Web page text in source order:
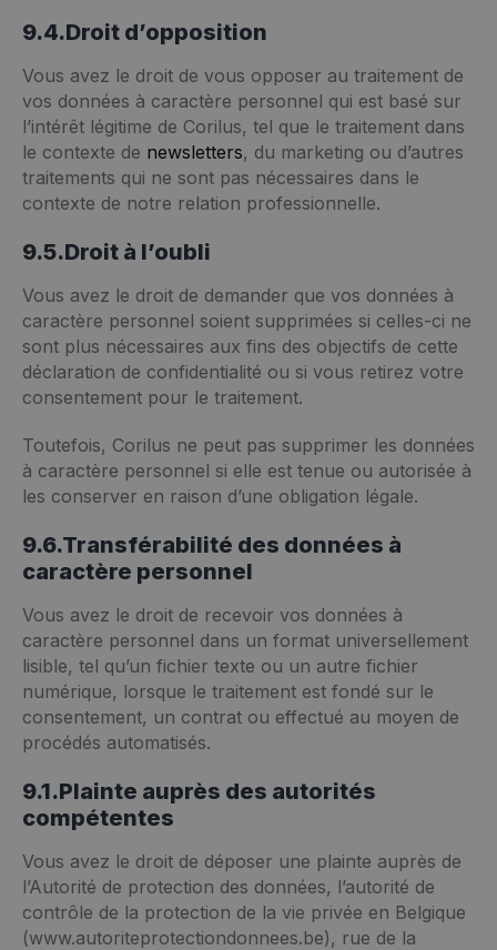
9.4.Droit d’opposition
Vous avez le droit de vous opposer au traitement de
vos données à caractère personnel qui est basé sur
l’intérêt légitime de Corilus, tel que le traitement dans
le contexte de newsletters, du marketing ou d’autres
traitements qui ne sont pas nécessaires dans le
contexte de notre relation professionnelle.
9.5.Droit à l’oubli
Vous avez le droit de demander que vos données à
caractère personnel soient supprimées si celles-ci ne
sont plus nécessaires aux fins des objectifs de cette
déclaration de confidentialité ou si vous retirez votre
consentement pour le traitement.
Toutefois, Corilus ne peut pas supprimer les données
à caractère personnel si elle est tenue ou autorisée à
les conserver en raison d’une obligation légale.
9.6.Transférabilité des données à
caractère personnel
Vous avez le droit de recevoir vos données à
caractère personnel dans un format universellement
lisible, tel qu’un fichier texte ou un autre fichier
numérique, lorsque le traitement est fondé sur le
consentement, un contrat ou effectué au moyen de
procédés automatisés.
9.1.Plainte auprès des autorités
compétentes
Vous avez le droit de déposer une plainte auprès de
l’Autorité de protection des données, l’autorité de
contrôle de la protection de la vie privée en Belgique
(www.autoriteprotectiondonnees.be), rue de la